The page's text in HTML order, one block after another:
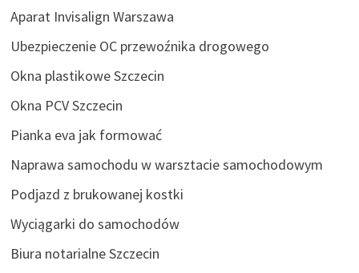
Aparat Invisalign Warszawa
Ubezpieczenie OC przewoźnika drogowego
Okna plastikowe Szczecin
Okna PCV Szczecin
Pianka eva jak formować
Naprawa samochodu w warsztacie samochodowym
Podjazd z brukowanej kostki
Wyciągarki do samochodów
Biura notarialne Szczecin